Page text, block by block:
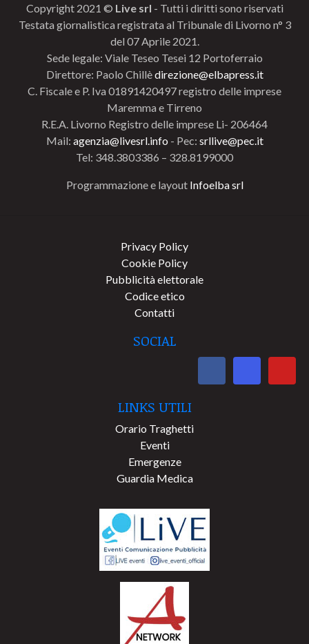
Copyright 2021 © Live srl - Tutti i diritti sono riservati
Testata giornalistica registrata al Tribunale di Livorno n° 3
del 07 Aprile 2021.
Sede legale: Viale Teseo Tesei 12 Portoferraio
Direttore: Paolo Chillèdirezione@elbapress.it
C. Fiscale e P. Iva 01891420497 registro delle imprese
Maremma e Tirreno
R.E.A. Livorno Registro delle imprese Li- 206464
Mail: agenzia@livesrl.info - Pec: srllive@pec.it
Tel: 348.3803386 – 328.8199000
Programmazione e layout Infoelba srl
Privacy Policy
Cookie Policy
Pubblicità elettorale
Codice etico
Contatti
SOCIAL
LINKS UTILI
Orario Traghetti
Eventi
Emergenze
Guardia Medica